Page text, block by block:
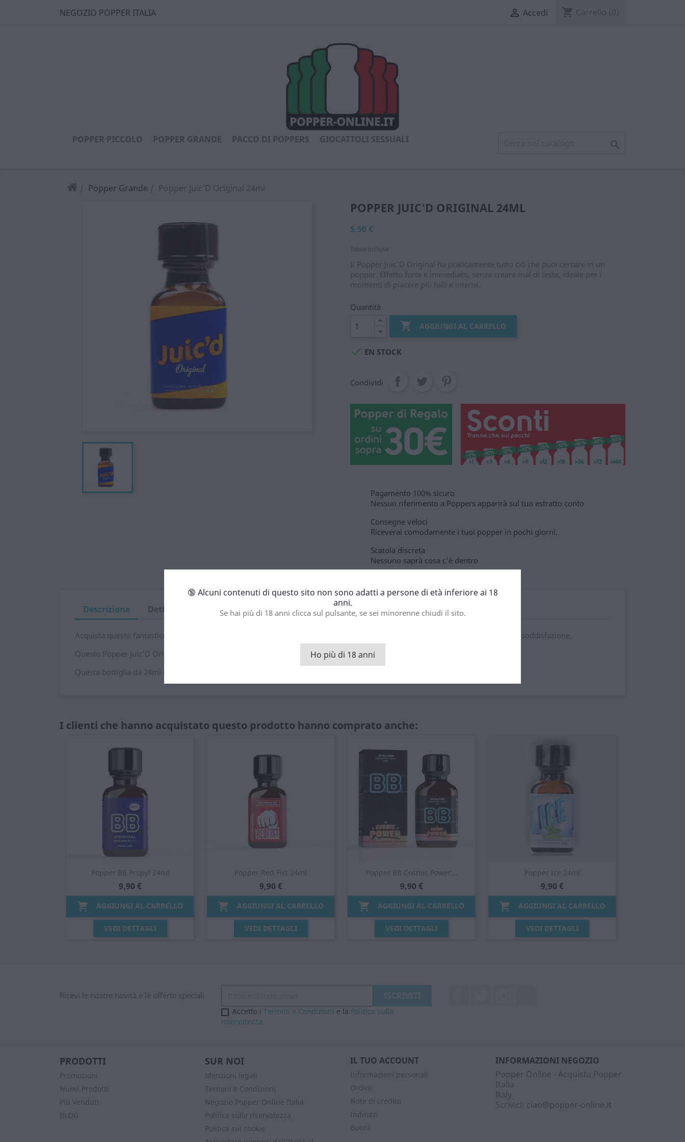
NEGOZIO POPPER ITALIA  Accedi shopping_cart Carrello (0)
POPPER PICCOLO POPPER GRANDE PACCO DI POPPERS GIOCATTOLI SESSUALI 
Popper Grande Popper Juic'D Original 24ml
POPPER JUIC'D ORIGINAL 24ML
5,50 €
Tasse incluse
Il Popper Juic'D Original ha praticamente tutto ciò che puoi cercare in un
popper. Effetto forte e immediato, senza creare mal di testa, ideale per i
momenti di piacere più folli e intensi.
Quantità
 AGGIUNGI AL CARRELLO
 EN STOCK
Condividi
Pagamento 100% sicuro
Nessun riferimento a Poppers apparirà sul tuo estratto conto
Consegne veloci
Riceverai comodamente i tuoi popper in pochi giorni.
Scatola discreta
Nessuno saprà cosa c'è dentro
Descrizione Dettagli del prodotto
Acquista questo fantastico popper in nitrito di propile ora. Come tutti gli altri popper Juic'D lo garantisce in potenza, intensità e soddisfazione.
Questo Popper Juic'D Original disponibile anche nel nostro punto vendita popper nelle versioni di 10ml.
Questa bottiglia da 24ml è estremamente ergonomica per un facile utilizzo.
I clienti che hanno acquistato questo prodotto hanno comprato anche:
Popper BB Propyl 24ml
9,90 €
 AGGIUNGI AL CARRELLO
VEDI DETTAGLI

Popper Red Fist 24ml
9,90 €
 AGGIUNGI AL CARRELLO
VEDI DETTAGLI

Popper BB Cosmic Power...
9,90 €
 AGGIUNGI AL CARRELLO
VEDI DETTAGLI

Popper Ice 24ml
9,90 €
 AGGIUNGI AL CARRELLO
VEDI DETTAGLI

Ricevi le nostre novità e le offerte speciali
Accetto i Termini e Condizioni e la Politica sulla
riservatezza.
PRODOTTI
Promozioni
Nuovi Prodotti
Più Venduti
BLOG
SUR NOI
Menzioni legali
Termini e Condizioni
Negozio Popper Online Italia
Politica sulla riservatezza
Politica sui cookie
IL TUO ACCOUNT
Informazioni personali
Ordini
Note di credito
Indirizzi
Buoni
INFORMAZIONI NEGOZIO
Popper Online - Acquista Popper
Italia
Italy
Scrivici: ciao@popper-online.it
🔞 Alcuni contenuti di questo sito non sono adatti a persone di età inferiore ai 18
anni.
Se hai più di 18 anni clicca sul pulsante, se sei minorenne chiudi il sito.
Ho più di 18 anni